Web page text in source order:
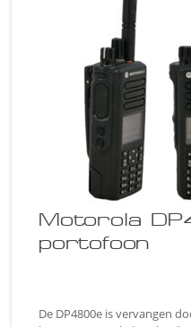
Motorola
portofoon
De DP4800e is vervangen